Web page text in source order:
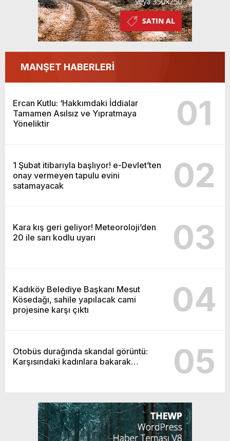
MANŞET HABERLERİ
Ercan Kutlu: ‘Hakkımdaki İddialar
Tamamen Asılsız ve Yıpratmaya
Yöneliktir
01
1 Şubat itibarıyla başlıyor! e-Devlet’ten
onay vermeyen tapulu evini
satamayacak
02
Kara kış geri geliyor! Meteoroloji’den
20 ile sarı kodlu uyarı
03
Kadıköy Belediye Başkanı Mesut
Kösedağı, sahile yapılacak cami
projesine karşı çıktı
04
Otobüs durağında skandal görüntü:
Karşısındaki kadınlara bakarak…
05